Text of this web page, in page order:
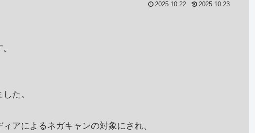
2025.10.22 2025.10.23
た。
アによるネガキャンの対象にされ、